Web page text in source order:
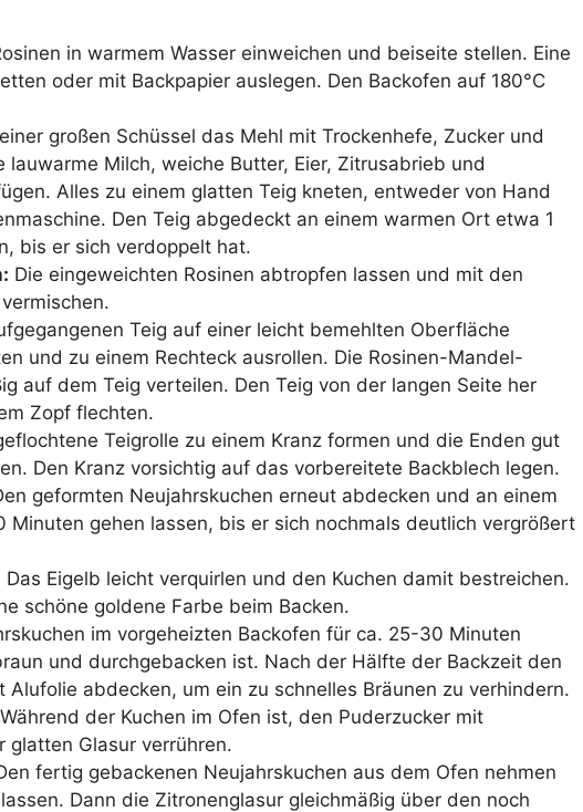
in warmem Wasser einweichen und beiseite stellen. Eine
oder mit Backpapier auslegen. Den Backofen auf 180°C
großen Schüssel das Mehl mit Trockenhefe, Zucker und
lauwarme Milch, weiche Butter, Eier, Zitrusabrieb und
Alles zu einem glatten Teig kneten, entweder von Hand
Den Teig abgedeckt an einem warmen Ort etwa 1
bis er sich verdoppelt hat.
Die eingeweichten Rosinen abtropfen lassen und mit den
Teig auf einer leicht bemehlten Oberfläche
und zu einem Rechteck ausrollen. Die Rosinen-Mandel-
auf dem Teig verteilen. Den Teig von der langen Seite her
Zopf flechten.
Teigrolle zu einem Kranz formen und die Enden gut
Den Kranz vorsichtig auf das vorbereitete Backblech legen.
geformten Neujahrskuchen erneut abdecken und an einem
Minuten gehen lassen, bis er sich nochmals deutlich vergrößert
Das Eigelb leicht verquirlen und den Kuchen damit bestreichen.
schöne goldene Farbe beim Backen.
im vorgeheizten Backofen für ca. 25-30 Minuten
und durchgebacken ist. Nach der Hälfte der Backzeit den
Alufolie abdecken, um ein zu schnelles Bräunen zu verhindern.
Während der Kuchen im Ofen ist, den Puderzucker mit
glatten Glasur verrühren.
fertig gebackenen Neujahrskuchen aus dem Ofen nehmen
Dann die Zitronenglasur gleichmäßig über den noch